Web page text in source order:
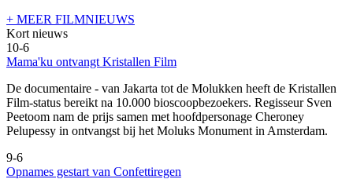
+ MEER FILMNIEUWS
Kort nieuws
10-6
Mama'ku ontvangt Kristallen Film
De documentaire - van Jakarta tot de Molukken heeft de Kristallen
Film-status bereikt na 10.000 bioscoopbezoekers. Regisseur Sven
Peetoom nam de prijs samen met hoofdpersonage Cheroney
Pelupessy in ontvangst bij het Moluks Monument in Amsterdam.
9-6
Opnames gestart van Confettiregen